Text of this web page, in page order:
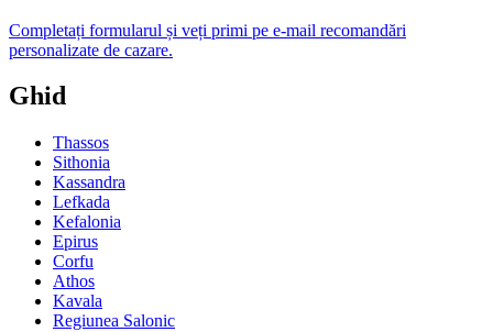
Completați formularul și veți primi pe e-mail recomandări
personalizate de cazare.
Ghid
Thassos
Sithonia
Kassandra
Lefkada
Kefalonia
Epirus
Corfu
Athos
Kavala
Regiunea Salonic